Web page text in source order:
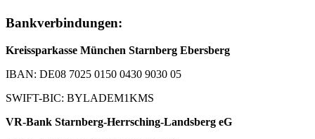
Bankverbindungen:
Kreissparkasse München Starnberg Ebersberg
IBAN: DE08 7025 0150 0430 9030 05
SWIFT-BIC: BYLADEM1KMS
VR-Bank Starnberg-Herrsching-Landsberg eG